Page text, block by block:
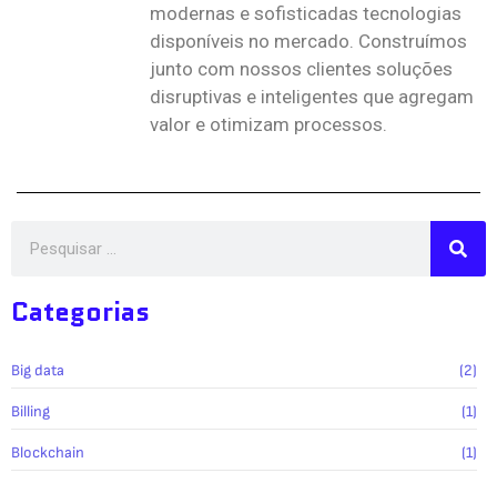
modernas e sofisticadas tecnologias
disponíveis no mercado. Construímos
junto com nossos clientes soluções
disruptivas e inteligentes que agregam
valor e otimizam processos.
Categorias
Big data (2)
Billing (1)
Blockchain (1)